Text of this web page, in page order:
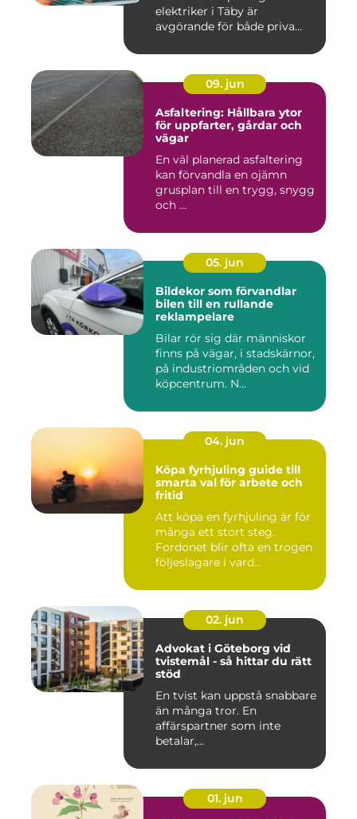
elektriker i Täby är
avgörande för både priva...
09. jun
Asfaltering: Hållbara ytor
för uppfarter, gårdar och
vägar
En väl planerad asfaltering
kan förvandla en ojämn
grusplan till en trygg, snygg
och ...
05. jun
Bildekor som förvandlar
bilen till en rullande
reklampelare
Bilar rör sig där människor
finns på vägar, i stadskärnor,
på industriområden och vid
köpcentrum. N...
04. jun
Köpa fyrhjuling guide till
smarta val för arbete och
fritid
Att köpa en fyrhjuling är för
många ett stort steg.
Fordonet blir ofta en trogen
följeslagare i vard...
02. jun
Advokat i Göteborg vid
tvistemål - så hittar du rätt
stöd
En tvist kan uppstå snabbare
än många tror. En
affärspartner som inte
betalar,...
01. jun